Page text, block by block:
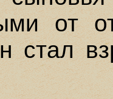
от
стал